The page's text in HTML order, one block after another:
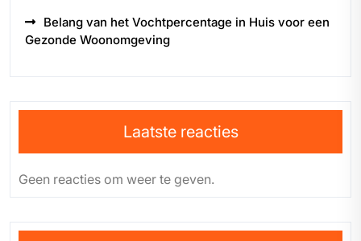
Belang van het Vochtpercentage in Huis voor een
Gezonde Woonomgeving
Laatste reacties
Geen reacties om weer te geven.